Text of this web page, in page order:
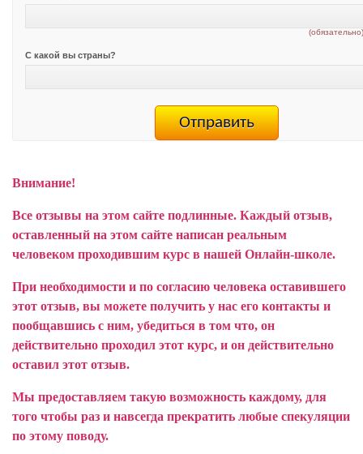
С какой вы страны?
Внимание!
Все отзывы на этом сайте подлинные. Каждый отзыв,
оставленный на этом сайте написан реальным
человеком проходившим курс в нашей Онлайн-школе.
При необходимости и по согласию человека оставившего
этот отзыв, вы можете получить у нас его контакты и
пообщавшись с ним, убедиться в том что, он
действительно проходил этот курс, и он действительно
оставил этот отзыв.
Мы предоставляем такую возможность каждому, для
того чтобы раз и навсегда прекратить любые спекуляции
по этому поводу.